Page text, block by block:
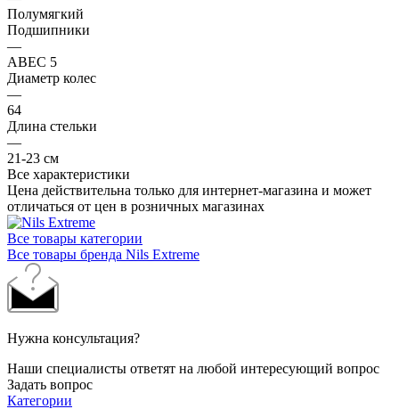
Полумягкий
Подшипники
—
ABEC 5
Диаметр колес
—
64
Длина стельки
—
21-23 см
Все характеристики
Цена действительна только для интернет-магазина и может
отличаться от цен в розничных магазинах
Все товары категории
Все товары бренда Nils Extreme
Нужна консультация?
Наши специалисты ответят на любой интересующий вопрос
Задать вопрос
Категории